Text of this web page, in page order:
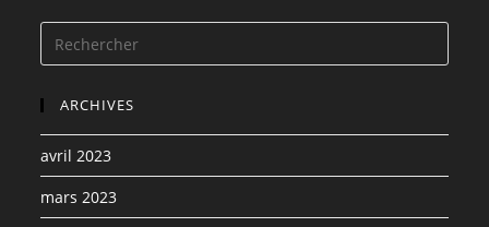
ARCHIVES
avril 2023
mars 2023